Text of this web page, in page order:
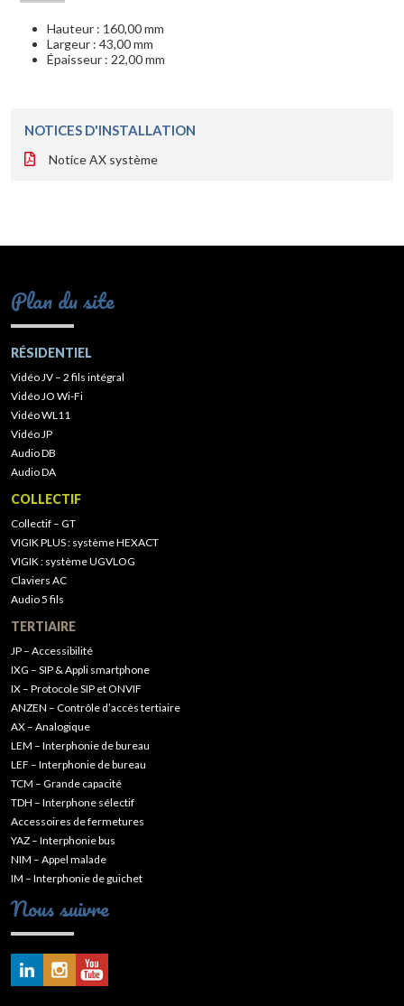
Hauteur : 160,00 mm
Largeur : 43,00 mm
Épaisseur : 22,00 mm
NOTICES D'INSTALLATION
Notice AX système
Plan du site
RÉSIDENTIEL
Vidéo JV – 2 fils intégral
Vidéo JO Wi-Fi
Vidéo WL11
Vidéo JP
Audio DB
Audio DA
COLLECTIF
Collectif – GT
VIGIK PLUS : système HEXACT
VIGIK : système UGVLOG
Claviers AC
Audio 5 fils
TERTIAIRE
JP – Accessibilité
IXG – SIP & Appli smartphone
IX – Protocole SIP et ONVIF
ANZEN – Contrôle d’accès tertiaire
AX – Analogique
LEM – Interphonie de bureau
LEF – Interphonie de bureau
TCM – Grande capacité
TDH – Interphone sélectif
Accessoires de fermetures
YAZ – Interphonie bus
NIM – Appel malade
IM – Interphonie de guichet
Nous suivre